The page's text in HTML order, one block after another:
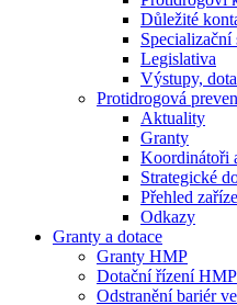
Důležité
Legislativa
Výstupy,
Protidrogová
Aktuality
Granty
Koordinátoři
Strategické
Přehled
Odkazy
Granty a dotace
Granty HMP
Dotační řízení HMP
Odstranění bariér